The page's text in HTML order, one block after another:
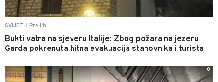
SVIJET Pre 1 h
Bukti vatra na sjeveru Italije: Zbog požara na jezeru
Garda pokrenuta hitna evakuacija stanovnika i turista
0